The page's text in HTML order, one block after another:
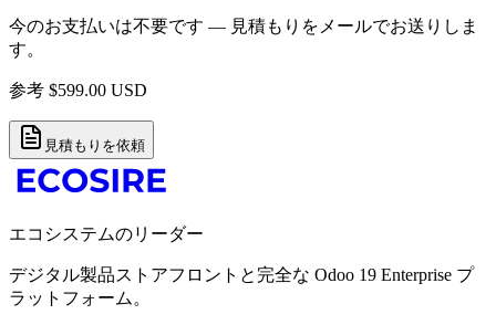
今のお支払いは不要です — 見積もりをメールでお送りしま
す。
参考 $599.00 USD
見積もりを依頼
エコシステムのリーダー
デジタル製品ストアフロントと完全な Odoo 19 Enterprise プ
ラットフォーム。